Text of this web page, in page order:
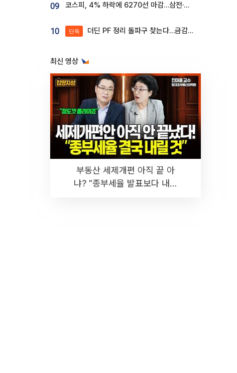
09 코스피, 4% 하락에 6270선 마감…삼전·SK하닉 '와르르' 각각 6%·10%대 급락
10 단독 더딘 PF 정리 돌파구 찾는다…금감원, 1년 반 만에 매각설명회 재개
최신 영상
부동산 세제개편 아직 끝 아
냐? "종부세율 발표보다 내릴